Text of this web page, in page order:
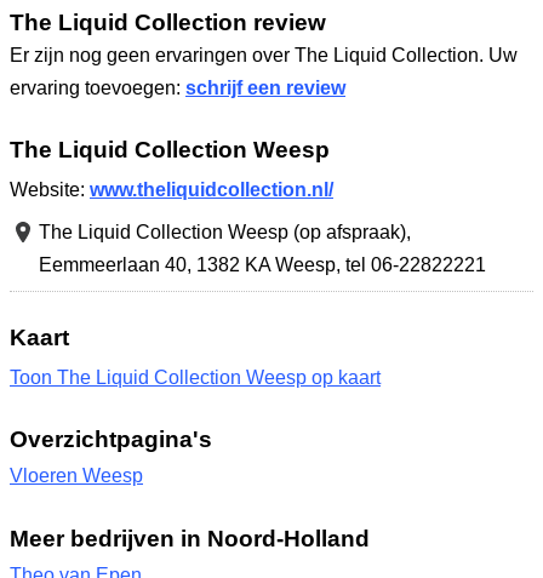
The Liquid Collection review
Er zijn nog geen ervaringen over The Liquid Collection. Uw
ervaring toevoegen: schrijf een review
The Liquid Collection Weesp
Website: www.theliquidcollection.nl/
The Liquid Collection Weesp (op afspraak),
Eemmeerlaan 40, 1382 KA Weesp, tel 06-22822221
Kaart
Toon The Liquid Collection Weesp op kaart
Overzichtpagina's
Vloeren Weesp
Meer bedrijven in Noord-Holland